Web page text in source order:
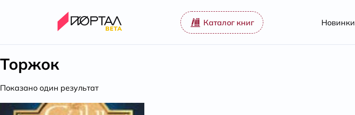
Каталог книг Новинки
Торжок
Показано один результат